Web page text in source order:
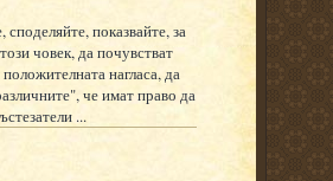
показвайте, за
човек, да почувстват
нагласа, да
че имат право да
...